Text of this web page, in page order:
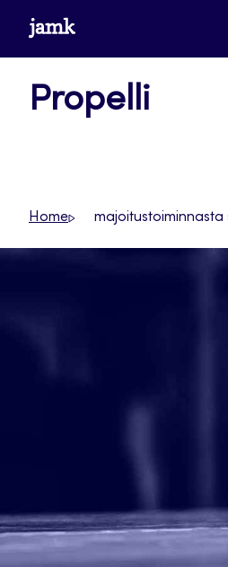
Siirrywww.jamk.fi
Propelli
Home majoitustoiminnasta